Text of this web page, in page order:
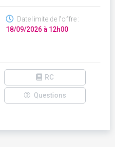
Date limite de l'offre :
18/09/2026 à 12h00
RC
Questions